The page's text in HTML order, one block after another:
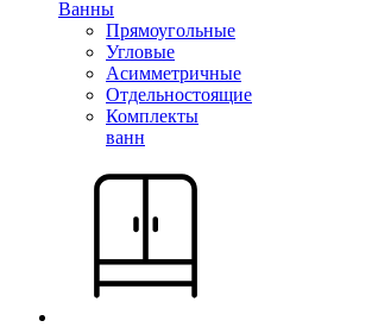
Ванны
Прямоугольные
Угловые
Асимметричные
Отдельностоящие
Комплекты
ванн